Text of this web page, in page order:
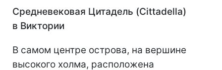
Средневековая Цитадель (Cittadella)
в Виктории
В самом центре острова, на вершине
высокого холма, расположена